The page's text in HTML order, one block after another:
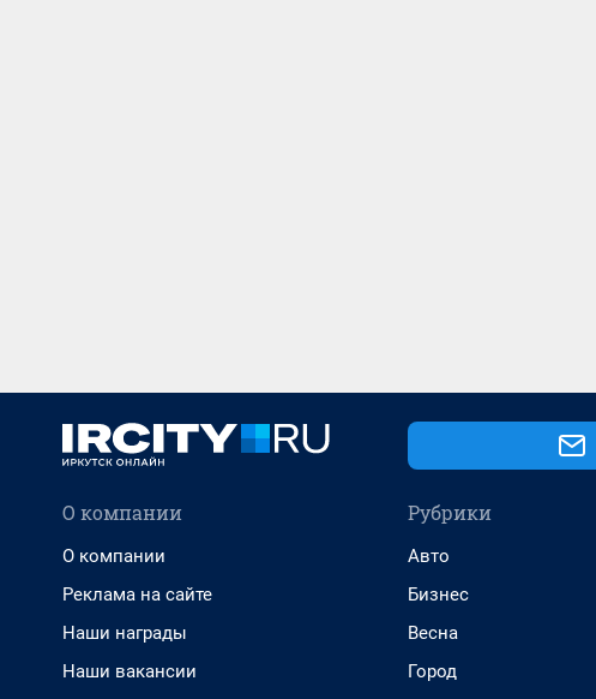
О компании
О компании
Реклама на сайте
Наши награды
Наши вакансии
Рубрики
Авто
Бизнес
Весна
Город